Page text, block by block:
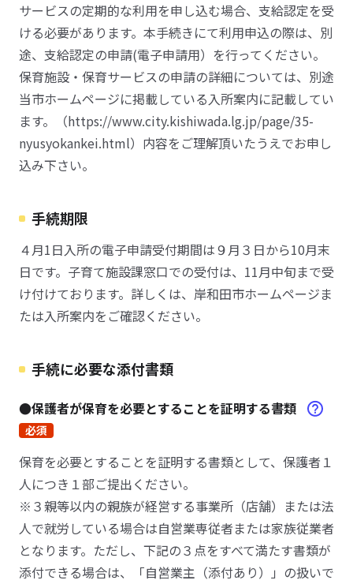
サービスの定期的な利用を申し込む場合、支給認定を受
ける必要があります。本手続きにて利用申込の際は、別
途、支給認定の申請(電子申請用）を行ってください。
保育施設・保育サービスの申請の詳細については、別途
当市ホームページに掲載している入所案内に記載してい
ます。（https://www.city.kishiwada.lg.jp/page/35-
nyusyokankei.html）内容をご理解頂いたうえでお申し
込み下さい。
手続期限
４月1日入所の電子申請受付期間は９月３日から10月末
日です。子育て施設課窓口での受付は、11月中旬まで受
け付けております。詳しくは、岸和田市ホームページま
たは入所案内をご確認ください。
手続に必要な添付書類
●保護者が保育を必要とすることを証明する書類
必須
保育を必要とすることを証明する書類として、保護者１
人につき１部ご提出ください。
※３親等以内の親族が経営する事業所（店舗）または法
人で就労している場合は自営業専従者または家族従業者
となります。ただし、下記の３点をすべて満たす書類が
添付できる場合は、「自営業主（添付あり）」の扱いで